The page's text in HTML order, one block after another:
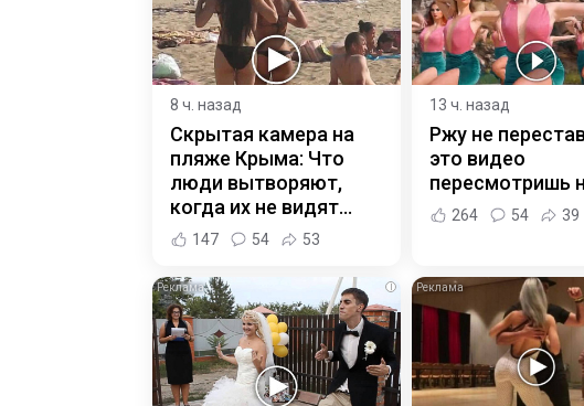
8 ч. назад
Скрытая камера на
пляже Крыма: Что
люди вытворяют,
когда их не видят...
147 54 53
13 ч. назад
Ржу не
это видео
пересмотришь
264 54 39
i